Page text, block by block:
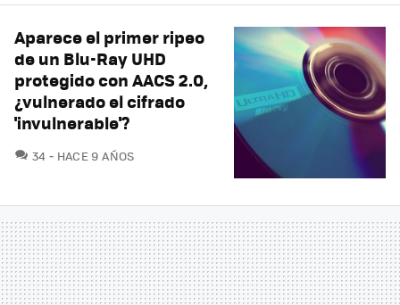
Aparece el primer ripeo
de un Blu-Ray UHD
protegido con AACS 2.0,
¿vulnerado el cifrado
'invulnerable'?
34 COMENTARIOS
HACE 9 AÑOS